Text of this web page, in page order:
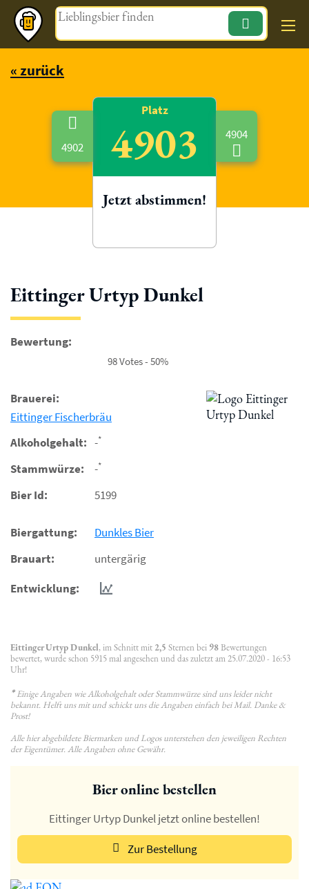
Magazin
« zurück
Eittinger Urtyp Dunkel
Bewertung:
98 Votes - 50%
Brauerei:
Eittinger Fischerbräu
Alkoholgehalt: -*
Stammwürze: -*
Bier Id: 5199
Biergattung:
Dunkles Bier
Brauart:
untergärig
Entwicklung:
Eittinger Urtyp Dunkel, im Schnitt mit 2,5 Sternen bei 98Bewertungen
bewertet, wurde schon 5915 mal angesehen und das zuletzt am 25.07.2020 - 16:53
Uhr!
*Einige Angaben wie Alkoholgehalt oder Stammwürze sind uns leider nicht
bekannt. Helft uns mit und schickt uns die Angaben einfach bei Mail. Danke &
Prost!
Alle hier abgebildete Biermarken und Logos unterstehen den jeweiligen Rechten
der Eigentümer. Alle Angaben ohne Gewähr.
4902
Platz
4903
Jetzt abstimmen!
4904
Bier online bestellen
Eittinger Urtyp Dunkel jetzt online bestellen!
Zur Bestellung